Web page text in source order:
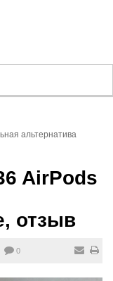
альтернатива
AirPods
отзыв
0